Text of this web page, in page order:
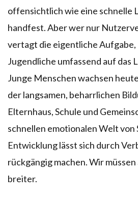
offensichtlich wie eine schnelle
handfest. Aber wer nur
vertagt die eigentliche Aufgabe,
Jugendliche umfassend auf das
Junge Menschen wachsen
der langsamen, beharrlichen
Elternhaus, Schule und
schnellen emotionalen Welt von
Entwicklung lässt sich durch
rückgängig machen. Wir
breiter.